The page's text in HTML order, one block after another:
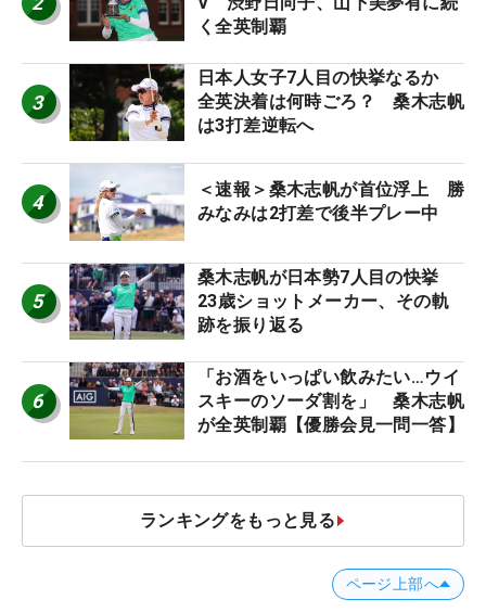
く全英制覇
3
日本人女子7人目の快挙なるか
全英決着は何時ごろ？ 桑木志帆
は3打差逆転へ
4
＜速報＞桑木志帆が首位浮上 勝
みなみは2打差で後半プレー中
5
桑木志帆が日本勢7人目の快挙
23歳ショットメーカー、その軌
跡を振り返る
6
「お酒をいっぱい飲みたい…ウイ
スキーのソーダ割を」 桑木志帆
が全英制覇【優勝会見一問一答】
ランキングをもっと見る
ページ上部へ